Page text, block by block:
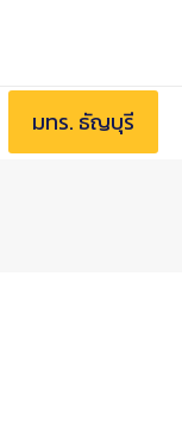
มทร. ธัญบุรี